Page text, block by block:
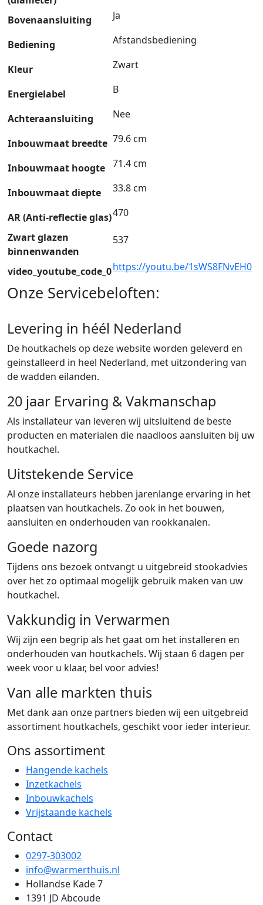
Bovenaansluiting
Ja
Bediening Afstandsbediening
Kleur Zwart
Energielabel B
Achteraansluiting Nee
Inbouwmaat breedte 79.6 cm
Inbouwmaat hoogte 71.4 cm
Inbouwmaat diepte 33.8 cm
AR (Anti-reflectie glas)470
Zwart glazen
binnenwanden
537
video_youtube_code_0https://youtu.be/1sWS8FNvEH0
Onze Servicebeloften:
Levering in héél Nederland
De houtkachels op deze website worden geleverd en
geinstalleerd in heel Nederland, met uitzondering van
de wadden eilanden.
20 jaar Ervaring & Vakmanschap
Als installateur van leveren wij uitsluitend de beste
producten en materialen die naadloos aansluiten bij uw
houtkachel.
Uitstekende Service
Al onze installateurs hebben jarenlange ervaring in het
plaatsen van houtkachels. Zo ook in het bouwen,
aansluiten en onderhouden van rookkanalen.
Goede nazorg
Tijdens ons bezoek ontvangt u uitgebreid stookadvies
over het zo optimaal mogelijk gebruik maken van uw
houtkachel.
Vakkundig in Verwarmen
Wij zijn een begrip als het gaat om het installeren en
onderhouden van houtkachels. Wij staan 6 dagen per
week voor u klaar, bel voor advies!
Van alle markten thuis
Met dank aan onze partners bieden wij een uitgebreid
assortiment houtkachels, geschikt voor ieder interieur.
Ons assortiment
Hangende kachels
Inzetkachels
Inbouwkachels
Vrijstaande kachels
Contact
0297-303002
info@warmerthuis.nl
Hollandse Kade 7
1391 JD Abcoude